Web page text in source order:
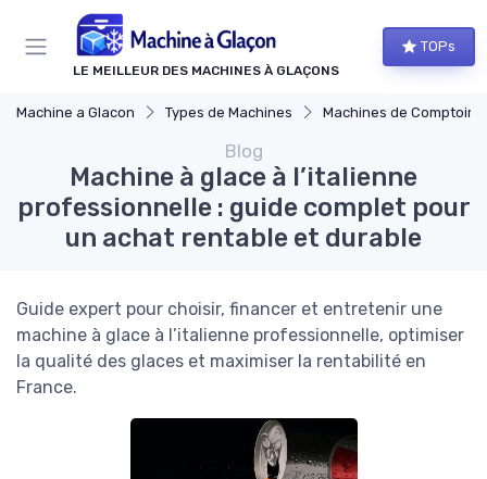
LE MEILLEUR DES MACHINES À GLAÇONS
TOPs
Machine a Glacon Types de Machines Machines de Comptoir
Blog
Machine à glace à l’italienne
professionnelle : guide complet pour
un achat rentable et durable
Guide expert pour choisir, financer et entretenir une
machine à glace à l’italienne professionnelle, optimiser
la qualité des glaces et maximiser la rentabilité en
France.
Panneau de gestion des cookies